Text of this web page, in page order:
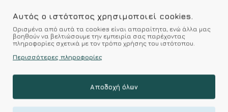
Σύμφωνα με 0 αξιολογήσεις.
Επιθυμητό Σύγκριση
Αυτός ο ιστότοπος χρησιμοποιεί cookies.
Ορισμένα από αυτά τα cookies είναι απαραίτητα, ενώ άλλα μας
βοηθούν να βελτιώσουμε την εμπειρία σας παρέχοντας
πληροφορίες σχετικά με τον τρόπο χρήσης του ιστότοπου.
Περισσότερες πληροφορίες
Αποδοχή όλων